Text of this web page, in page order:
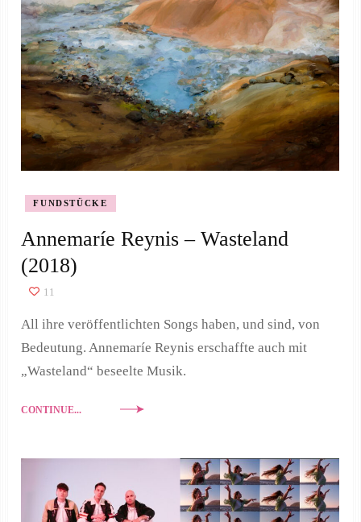
FUNDSTÜCKE
Annemaríe Reynis – Wasteland
(2018)
11
All ihre veröffentlichten Songs haben, und sind, von
Bedeutung. Annemaríe Reynis erschaffte auch mit
„Wasteland“ beseelte Musik.
CONTINUE...